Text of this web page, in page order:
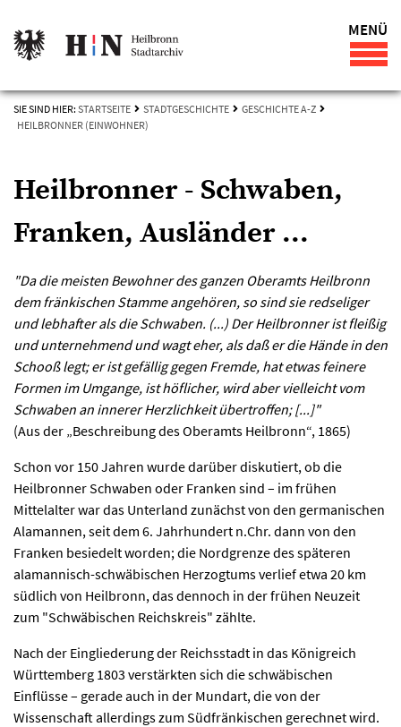
MENÜ
SIE SIND HIER: STARTSEITE STADTGESCHICHTE
GESCHICHTE A-Z
HEILBRONNER (EINWOHNER)
Heilbronner - Schwaben,
Franken, Ausländer ...
"Da die meisten Bewohner des ganzen Oberamts Heilbronn
dem fränkischen Stamme angehören, so sind sie redseliger
und lebhafter als die Schwaben. (...) Der Heilbronner ist fleißig
und unternehmend und wagt eher, als daß er die Hände in den
Schooß legt; er ist gefällig gegen Fremde, hat etwas feinere
Formen im Umgange, ist höflicher, wird aber vielleicht vom
Schwaben an innerer Herzlichkeit übertroffen; [...]"
(Aus der „Beschreibung des Oberamts Heilbronn“, 1865)
Schon vor 150 Jahren wurde darüber diskutiert, ob die
Heilbronner Schwaben oder Franken sind – im frühen
Mittelalter war das Unterland zunächst von den germanischen
Alamannen, seit dem 6. Jahrhundert n.Chr. dann von den
Franken besiedelt worden; die Nordgrenze des späteren
alamannisch-schwäbischen Herzogtums verlief etwa 20 km
südlich von Heilbronn, das dennoch in der frühen Neuzeit
zum "Schwäbischen Reichskreis" zählte.
Nach der Eingliederung der Reichsstadt in das Königreich
Württemberg 1803 verstärkten sich die schwäbischen
Einflüsse – gerade auch in der Mundart, die von der
Wissenschaft allerdings zum Südfränkischen gerechnet wird.